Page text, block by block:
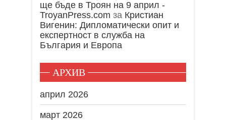
ще бъде в Троян на 9 април -
TroyanPress.com за Кристиан
Вигенин: Дипломатически опит и
експертност в служба на
България и Европа
АРХИВ
април 2026
март 2026